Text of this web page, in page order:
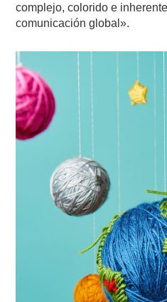
complejo, colorido e
comunicación global».